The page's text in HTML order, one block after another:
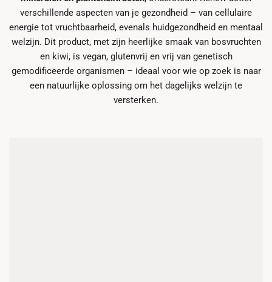
verschillende aspecten van je gezondheid – van cellulaire
energie tot vruchtbaarheid, evenals huidgezondheid en mentaal
welzijn. Dit product, met zijn heerlijke smaak van bosvruchten
en kiwi, is vegan, glutenvrij en vrij van genetisch
gemodificeerde organismen – ideaal voor wie op zoek is naar
een natuurlijke oplossing om het dagelijks welzijn te
versterken.